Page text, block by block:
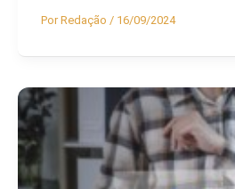
PorRedação / 16/09/2024